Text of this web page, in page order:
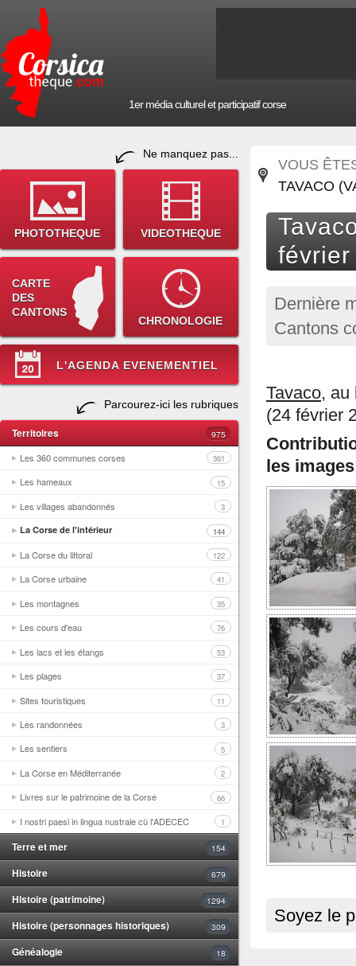
1er média culturel et participatif corse
Ne manquez pas...
PHOTOTHEQUE VIDEOTHEQUE
CARTE
DES
CANTONS
CHRONOLOGIE
L'AGENDA EVENEMENTIEL
Parcourez-ici les rubriques
Territoires 975
Les 360 communes corses 361
Les hameaux 15
Les villages abandonnés 3
La Corse de l'intérieur 144
La Corse du littoral 122
La Corse urbaine 41
Les montagnes 35
Les cours d'eau 76
Les lacs et les étangs 53
Les plages 37
Sites touristiques 11
Les randonnées 3
Les sentiers 5
La Corse en Méditerranée 2
Livres sur le patrimoine de la Corse 66
I nostri paesi in lingua nustrale cù l'ADECEC 1
Terre et mer 154
Histoire 679
Histoire (patrimoine) 1294
Histoire (personnages historiques) 309
Généalogie 18
VOUS
TAVACO
Dernière
Cantons
Tavaco, au
(24 février
les
Soyez le